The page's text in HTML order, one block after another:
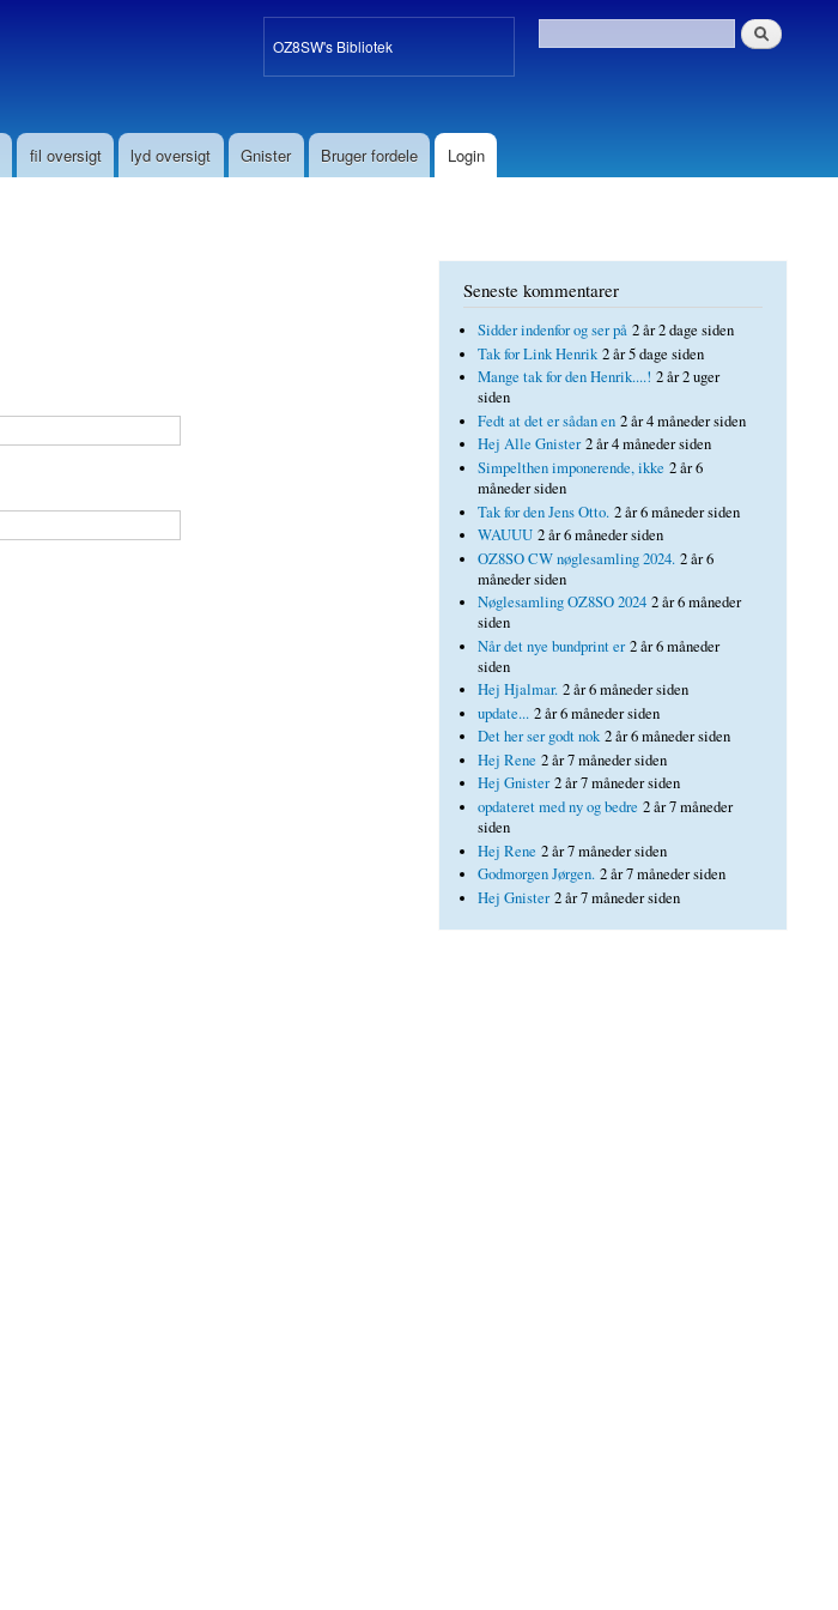
OZ8SW's Bibliotek
fil oversigt lyd oversigt Gnister Bruger fordele Login
Seneste kommentarer
Sidder indenfor og ser på 2 år 2 dage siden
Tak for Link Henrik 2 år 5 dage siden
Mange tak for den Henrik....! 2 år 2 uger
siden
Fedt at det er sådan en 2 år 4 måneder siden
Hej Alle Gnister 2 år 4 måneder siden
Simpelthen imponerende, ikke 2 år 6
måneder siden
Tak for den Jens Otto. 2 år 6 måneder siden
WAUUU 2 år 6 måneder siden
OZ8SO CW nøglesamling 2024. 2 år 6
måneder siden
Nøglesamling OZ8SO 2024 2 år 6 måneder
siden
Når det nye bundprint er 2 år 6 måneder
siden
Hej Hjalmar. 2 år 6 måneder siden
update... 2 år 6 måneder siden
Det her ser godt nok 2 år 6 måneder siden
Hej Rene 2 år 7 måneder siden
Hej Gnister 2 år 7 måneder siden
opdateret med ny og bedre 2 år 7 måneder
siden
Hej Rene 2 år 7 måneder siden
Godmorgen Jørgen. 2 år 7 måneder siden
Hej Gnister 2 år 7 måneder siden